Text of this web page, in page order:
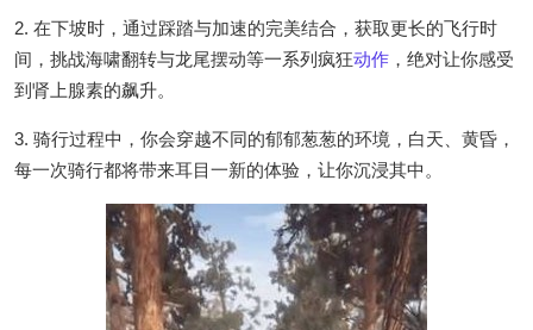
2. 在下坡时，通过踩踏与加速的完美结合，获取更长的飞行时
间，挑战海啸翻转与龙尾摆动等一系列疯狂动作 ，绝对让你感受
到肾上腺素的飙升。
3. 骑行过程中，你会穿越不同的郁郁葱葱的环境，白天、黄昏，
每一次骑行都将带来耳目一新的体验，让你沉浸其中。